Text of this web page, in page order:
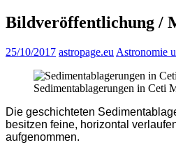
Bildveröffentlichung /
25/10/2017 astropage.eu Astronomie
Sedimentablagerungen in Ceti
Die geschichteten
besitzen feine, horizontal
aufgenommen.